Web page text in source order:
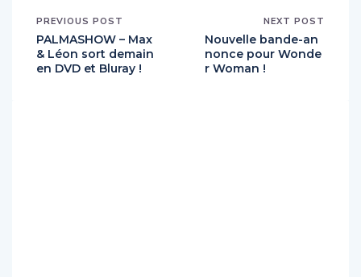
PREVIOUS POST
PALMASHOW – Max
& Léon sort demain
en DVD et Bluray !
NEXT POST
Nouvelle bande-an
nonce pour Wonde
r Woman !